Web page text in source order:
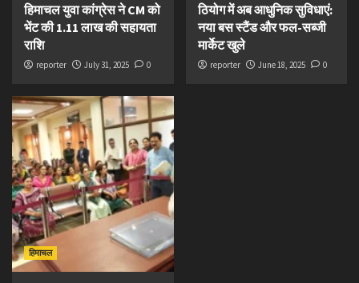
हिमाचल युवा कांग्रेस ने CM को
भेंट की 1.11 लाख की सहायता
राशि
reporter July 31, 2025 0
ठियोग में अब आधुनिक सुविधाएं:
नया बस स्टैंड और फल-सब्जी
मार्केट खुले
reporter June 18, 2025 0
हिमाचल